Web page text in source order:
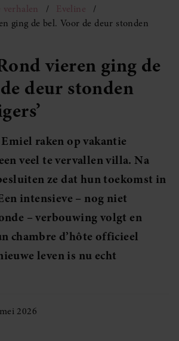
verhalen
Eveline
ging de bel. Voor de deur stonden
vieren ging de
deur stonden
raken op vakantie
veel te vervallen villa. Na
ze dat hun toekomst in
intensieve – nog niet
– verbouwing volgt en
chambre d’hôte officieel
leven is nu echt
2026